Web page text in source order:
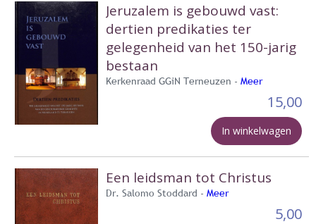
Jeruzalem is gebouwd vast:
dertien predikaties ter
gelegenheid van het 150-jarig
bestaan
Kerkenraad GGiN Terneuzen - Meer
15,00
In winkelwagen
Een leidsman tot Christus
Dr. Salomo Stoddard - Meer
5,00